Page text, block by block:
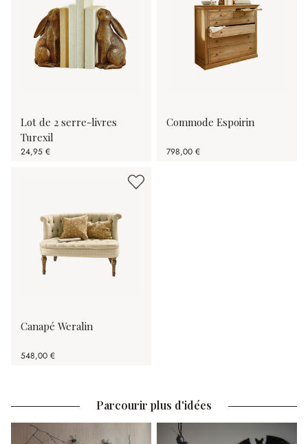
Lot de 2 serre-livres
Turexil
24,95 €
Commode Espoirin
798,00 €
Canapé Weralin
548,00 €
Parcourir plus d'idées